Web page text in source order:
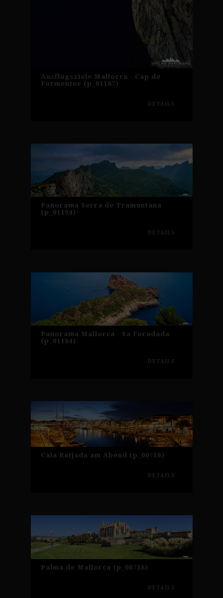
Ausflugsziele Mallorca - Cap de
Formentor (p_01187)
DETAILS
Panorama Serra de Tramuntana
(p_01194)
DETAILS
Panorama Mallorca - Sa Foradada
(p_01184)
DETAILS
Cala Ratjada am Abend (p_00716)
DETAILS
Palma de Mallorca (p_00718)
DETAILS